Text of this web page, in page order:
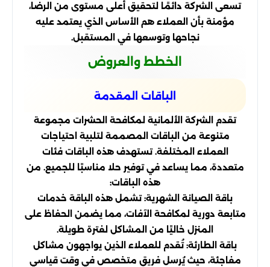
تسعى الشركة دائمًا لتحقيق أعلى مستوى من الرضا،
مؤمنة بأن العملاء هم الأساس الذي يعتمد عليه
نجاحها وتوسعها في المستقبل.
الخطط والعروض
الباقات المقدمة
تقدم الشركة الألمانية لمكافحة الحشرات مجموعة
متنوعة من الباقات المصممة لتلبية احتياجات
العملاء المختلفة. تستهدف هذه الباقات فئات
متعددة، مما يساعد في توفير حلا مناسبًا للجميع. من
هذه الباقات:
باقة الصيانة الشهرية: تشمل هذه الباقة خدمات
متابعة دورية لمكافحة الآفات، مما يضمن الحفاظ على
المنزل خاليًا من المشاكل لفترة طويلة.
باقة الطارئة: تُقدم للعملاء الذين يواجهون مشاكل
مفاجئة، حيث يُرسل فريق متخصص في وقت قياسي